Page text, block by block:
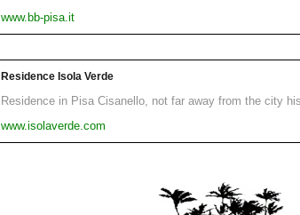
www.bb-pisa.it
Residence Isola Verde
Residence in Pisa Cisanello, not far away from the city
www.isolaverde.com